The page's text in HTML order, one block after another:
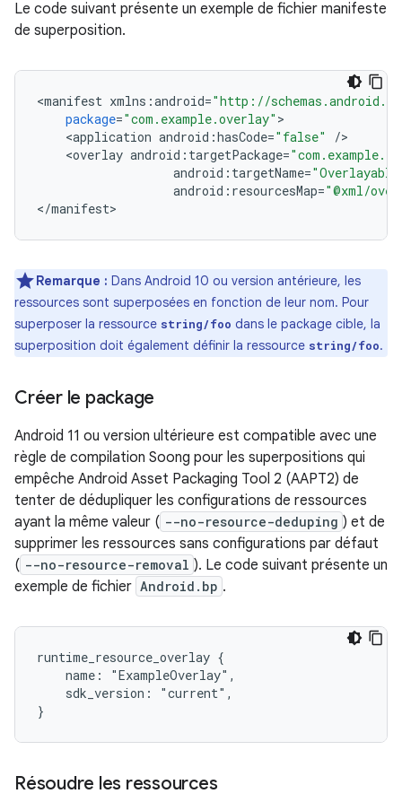
Le code suivant présente un exemple de fichier manifeste
de superposition.
<manifest xmlns :android="http://
package="com.example.overlay"
<application android :hasCode="false" /
<overlay android : targetPackage=
android : targetName=
android : resourcesMap="@xml/
</manifest
Remarque : Dans Android 10 ou version antérieure, les
ressources sont superposées en fonction de leur nom. Pour
superposer la ressource string/foo dans le package cible, la
superposition doit également définir la ressource string/foo.
Créer le package
Android 11 ou version ultérieure est compatible avec une
règle de compilation Soong pour les superpositions qui
empêche Android Asset Packaging Tool 2 (AAPT2) de
tenter de dédupliquer les configurations de ressources
ayant la même valeur ( --no-resource-deduping ) et de
supprimer les ressources sans configurations par défaut
( --no-resource-removal ). Le code suivant présente un
exemple de fichier Android.bp .
runtime_resource_overlay {
    name: "ExampleOverlay",
    sdk_version: "current",
Résoudre les ressources